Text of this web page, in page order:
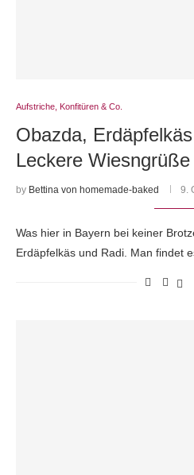
Aufstriche, Konfitüren & Co.
Obazda,
Leckere Wiesngrüße
by Bettina von homemade-baked 9.
Was hier in Bayern bei keiner
Erdäpfelkäs und Radi. Man findet